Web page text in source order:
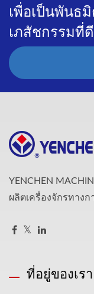
เพื่อเป็นพันธ
เภสัชกรรมที่
YENCHEN
ผลิตเครื่องจักรทางก
ที่อยู่ของเรา